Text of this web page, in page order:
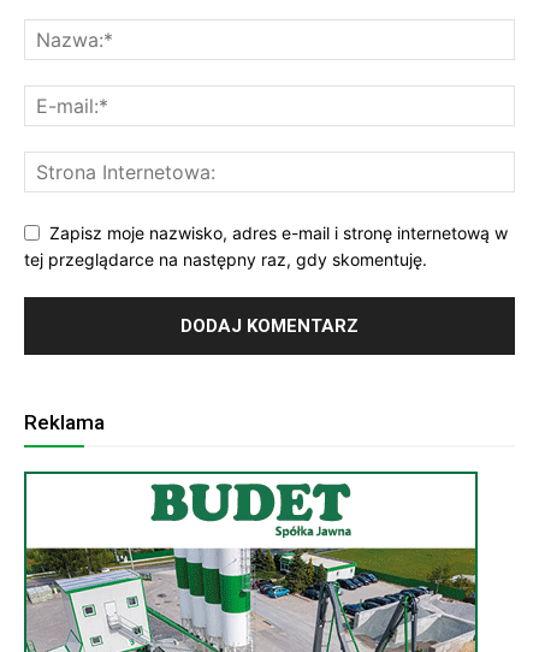
Zapisz moje nazwisko, adres e-mail i stronę internetową w
tej przeglądarce na następny raz, gdy skomentuję.
Reklama